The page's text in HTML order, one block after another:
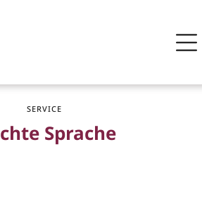
SERVICE
Sprache